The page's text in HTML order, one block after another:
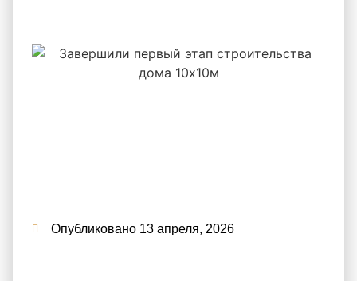
Опубликовано 13 апреля, 2026